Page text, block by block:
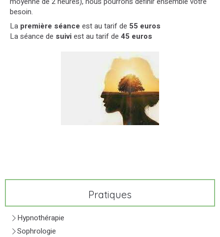
besoin.
La première séance est au tarif de 55 euros
La séance de suiviest au tarif de 45 euros
Pratiques
Hypnothérapie
Sophrologie